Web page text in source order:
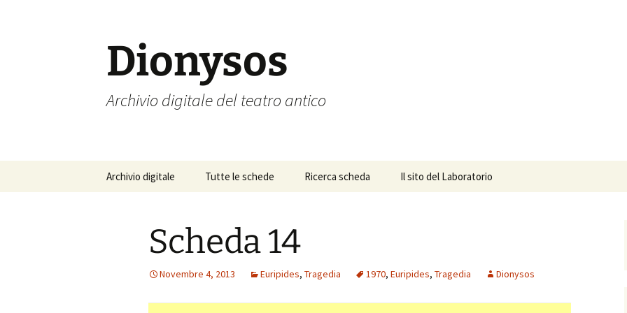
Dionysos
Archivio digitale del teatro antico
Archivio digitale Tutte le schede Ricerca scheda Il sito del Laboratorio
Scheda 14
Novembre 4, 2013 Euripides, Tragedia 1970, Euripides, Tragedia Dionysos